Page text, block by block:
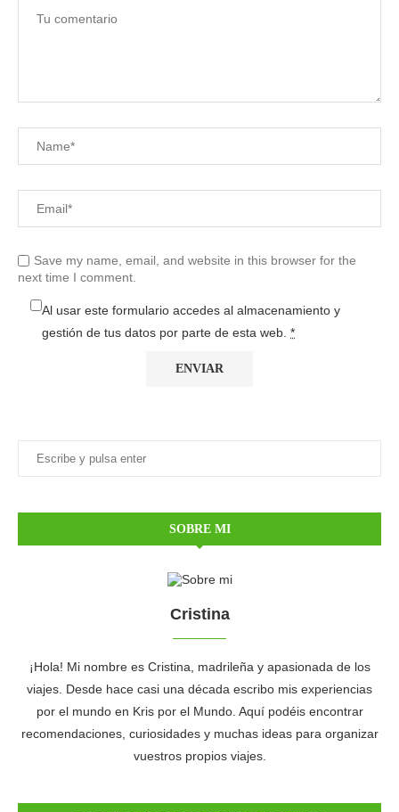
Save my name, email, and website in this browser for the
next time I comment.
Al usar este formulario accedes al almacenamiento y
gestión de tus datos por parte de esta web. *
SOBRE MI
Cristina
¡Hola! Mi nombre es Cristina, madrileña y apasionada de los
viajes. Desde hace casi una década escribo mis experiencias
por el mundo en Kris por el Mundo. Aquí podéis encontrar
recomendaciones, curiosidades y muchas ideas para organizar
vuestros propios viajes.